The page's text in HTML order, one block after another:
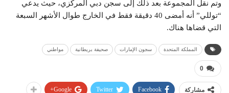
وتم نقل المجموعة بعد ذلك إلى سجن دبي المركزي، حيث يدعي
“توللي” أنه أمضى 40 دقيقة فقط في الخارج طوال الأشهر السبعة
التي قضاها هناك.
المملكة المتحدة سجون الإمارات صحيفة بريطانية مواطني
0
مشاركة Facebook
Twitter
Google+